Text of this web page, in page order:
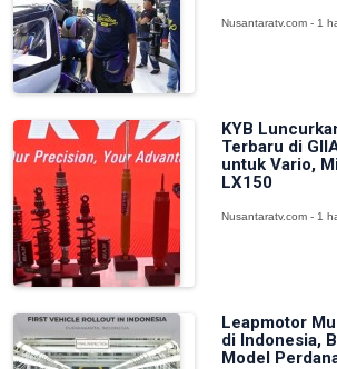
Nusantaratv.com - 1
KYB
Terbaru di
untuk Vario,
LX150
Nusantaratv.com - 1
Leapmotor
di Indonesia,
Model